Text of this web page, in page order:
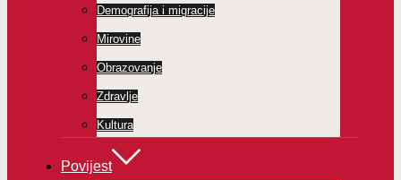
Demografija i migracije
Mirovine
Obrazovanje
Zdravlje
Kultura
Povijest